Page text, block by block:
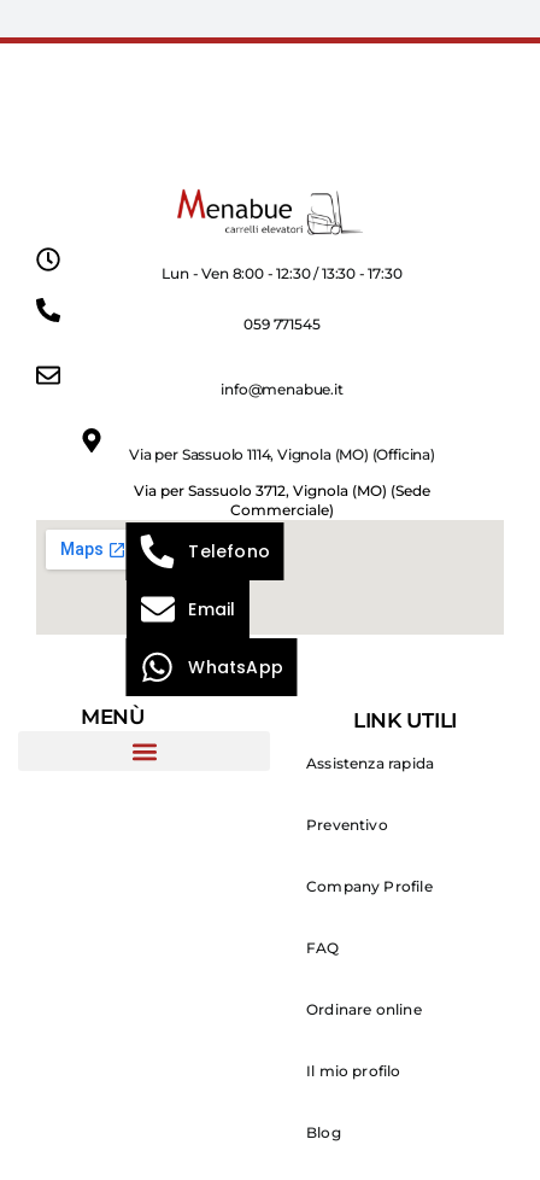
Lun - Ven 8:00 - 12:30 / 13:30 - 17:30
059 771545
info@menabue.it
Via per Sassuolo 1114, Vignola (MO) (Officina)
Via per Sassuolo 3712, Vignola (MO) (Sede
Commerciale)
MENÙ LINK UTILI
Assistenza rapida
Preventivo
Company Profile
FAQ
Ordinare online
Il mio profilo
Blog
Telefono
Email
WhatsApp